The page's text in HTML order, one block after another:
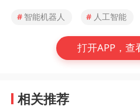
# 智能机器人 # 人工智能
打开APP，查
相关推荐